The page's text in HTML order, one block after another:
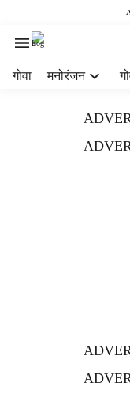
गोवा मनोरंजन